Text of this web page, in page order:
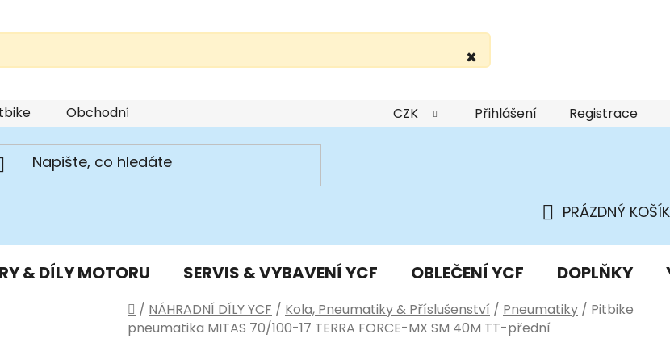
×
Obchodní podmínky Podmínky ochrany osobních údajů
CZK Přihlášení Registrace
KOŠÍK
PRÁZDNÝ KOŠÍK
& DÍLY MOTORU SERVIS & VYBAVENÍ YCF OBLEČENÍ YCF DOPLŇKY
Domů
/ NÁHRADNÍ DÍLY YCF / Kola, Pneumatiky & Příslušenství / Pneumatiky / Pitbike
pneumatika MITAS 70/100-17 TERRA FORCE-MX SM 40M TT-přední